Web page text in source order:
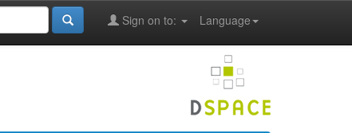
Language
Sign on to: